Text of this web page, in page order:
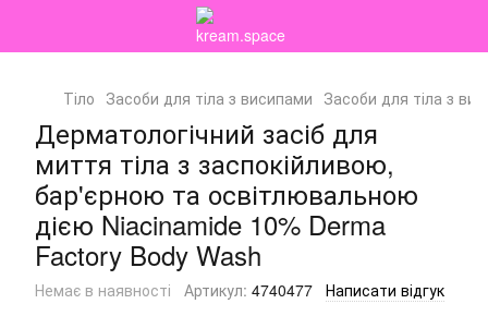
Тіло Засоби для тіла з висипами Засоби для тіла з
Дерматологічний засіб для
миття тіла з заспокійливою,
бар'єрною та освітлювальною
дією Niacinamide 10% Derma
Factory Body Wash
Немає в наявності Артикул: 4740477 Написати відгук